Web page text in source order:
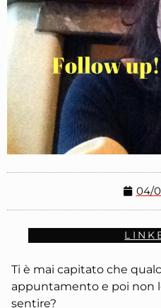
04/
Ti è mai capitato che
appuntamento e poi non
sentire?